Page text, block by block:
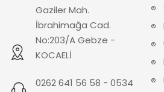
Gaziler Mah.
İbrahimağa Cad.
No:203/A Gebze -
KOCAELİ
0262 641 56 58 - 0534